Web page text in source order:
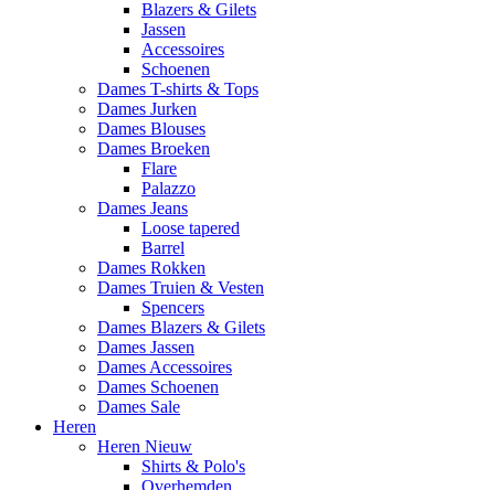
Blazers & Gilets
Jassen
Accessoires
Schoenen
Dames T-shirts & Tops
Dames Jurken
Dames Blouses
Dames Broeken
Flare
Palazzo
Dames Jeans
Loose tapered
Barrel
Dames Rokken
Dames Truien & Vesten
Spencers
Dames Blazers & Gilets
Dames Jassen
Dames Accessoires
Dames Schoenen
Dames Sale
Heren
Heren Nieuw
Shirts & Polo's
Overhemden